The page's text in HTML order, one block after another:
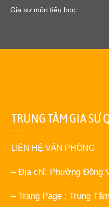
Gia sư môn tiểu học
TRUNG TÂM GIA SƯ
LIÊN HỆ VĂN PHÒNG
– Địa chỉ: Phường Đông
– Trang Page : Trung